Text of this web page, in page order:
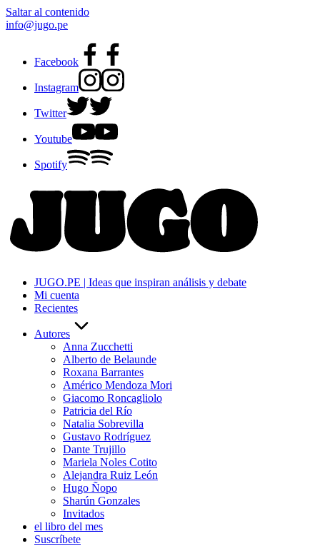
Saltar al contenido
info@jugo.pe
Facebook
Instagram
Twitter
Youtube
Spotify
JUGO.PE | Ideas que inspiran análisis y debate
Mi cuenta
Recientes
Autores
Anna Zucchetti
Alberto de Belaunde
Roxana Barrantes
Américo Mendoza Mori
Giacomo Roncagliolo
Patricia del Río
Natalia Sobrevilla
Gustavo Rodríguez
Dante Trujillo
Mariela Noles Cotito
Alejandra Ruiz León
Hugo Ñopo
Sharún Gonzales
Invitados
el libro del mes
Suscríbete